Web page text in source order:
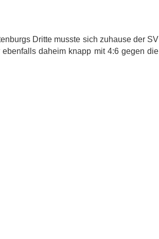
Dritte musste sich zuhause der SV
daheim knapp mit 4:6 gegen die